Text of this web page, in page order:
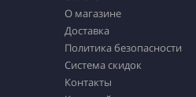
О магазине
Доставка
Политика безопасности
Система скидок
Контакты